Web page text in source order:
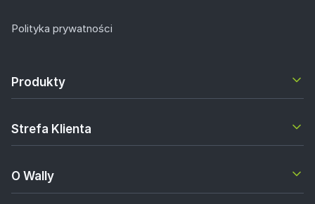
Polityka prywatności
Produkty
Strefa Klienta
O Wally